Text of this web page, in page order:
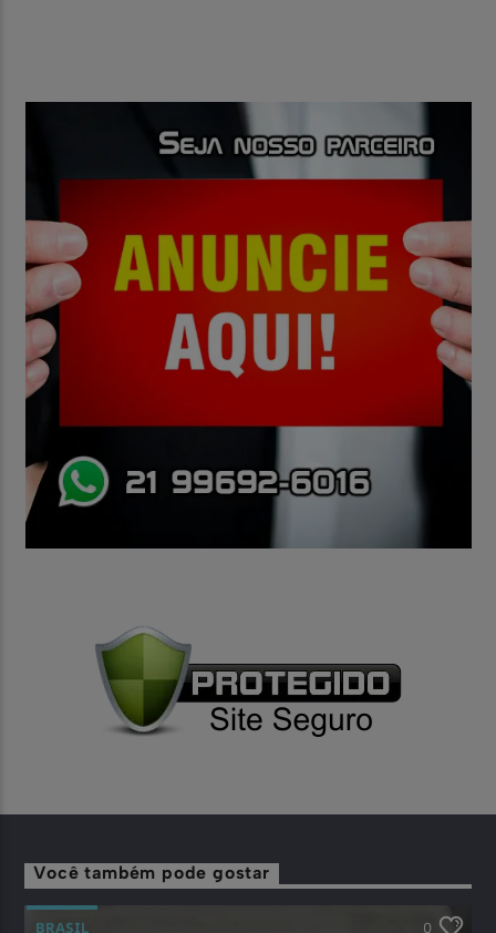
Você também pode gostar
BRASIL 0